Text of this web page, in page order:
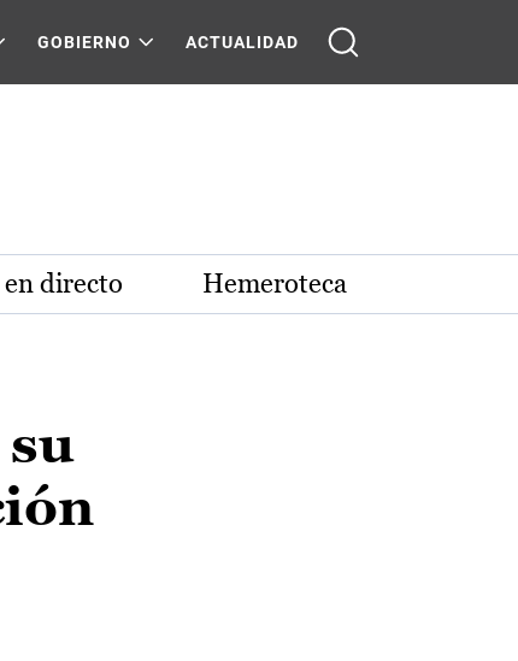
GOBIERNO ACTUALIDAD
directo Hemeroteca
su